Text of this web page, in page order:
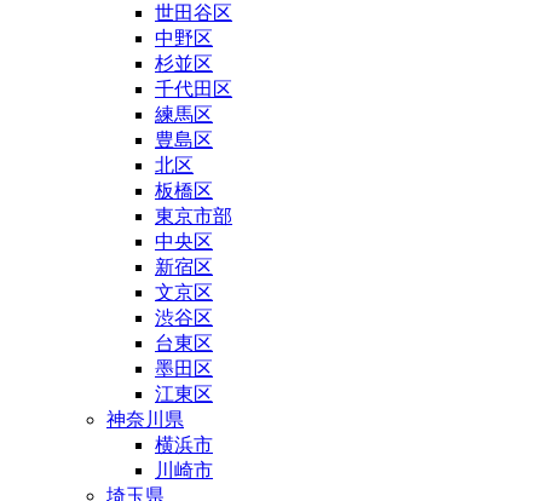
世田谷区
中野区
杉並区
千代田区
練馬区
豊島区
北区
板橋区
東京市部
中央区
新宿区
文京区
渋谷区
台東区
墨田区
江東区
神奈川県
横浜市
川崎市
埼玉県